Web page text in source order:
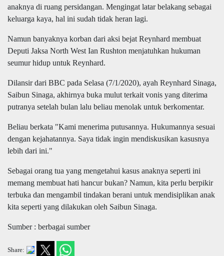
anaknya di ruang persidangan. Mengingat latar belakang sebagai
keluarga kaya, hal ini sudah tidak heran lagi.
Namun banyaknya korban dari aksi bejat Reynhard membuat
Deputi Jaksa North West Ian Rushton menjatuhkan hukuman
seumur hidup untuk Reynhard.
Dilansir dari BBC pada Selasa (7/1/2020), ayah Reynhard Sinaga,
Saibun Sinaga, akhirnya buka mulut terkait vonis yang diterima
putranya setelah bulan lalu beliau menolak untuk berkomentar.
Beliau berkata "Kami menerima putusannya. Hukumannya sesuai
dengan kejahatannya. Saya tidak ingin mendiskusikan kasusnya
lebih dari ini."
Sebagai orang tua yang mengetahui kasus anaknya seperti ini
memang membuat hati hancur bukan? Namun, kita perlu berpikir
terbuka dan mengambil tindakan berani untuk mendisiplikan anak
kita seperti yang dilakukan oleh Saibun Sinaga.
Sumber : berbagai sumber
Share: